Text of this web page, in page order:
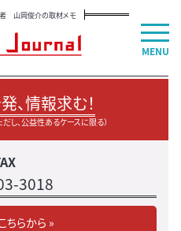
者 山岡俊介の取材メモ
、情報求む！
し、公益性あるケースに限る）
3018
ちらから »
MENU